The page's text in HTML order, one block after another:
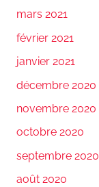
mars 2021
février 2021
janvier 2021
décembre 2020
novembre 2020
octobre 2020
septembre 2020
août 2020